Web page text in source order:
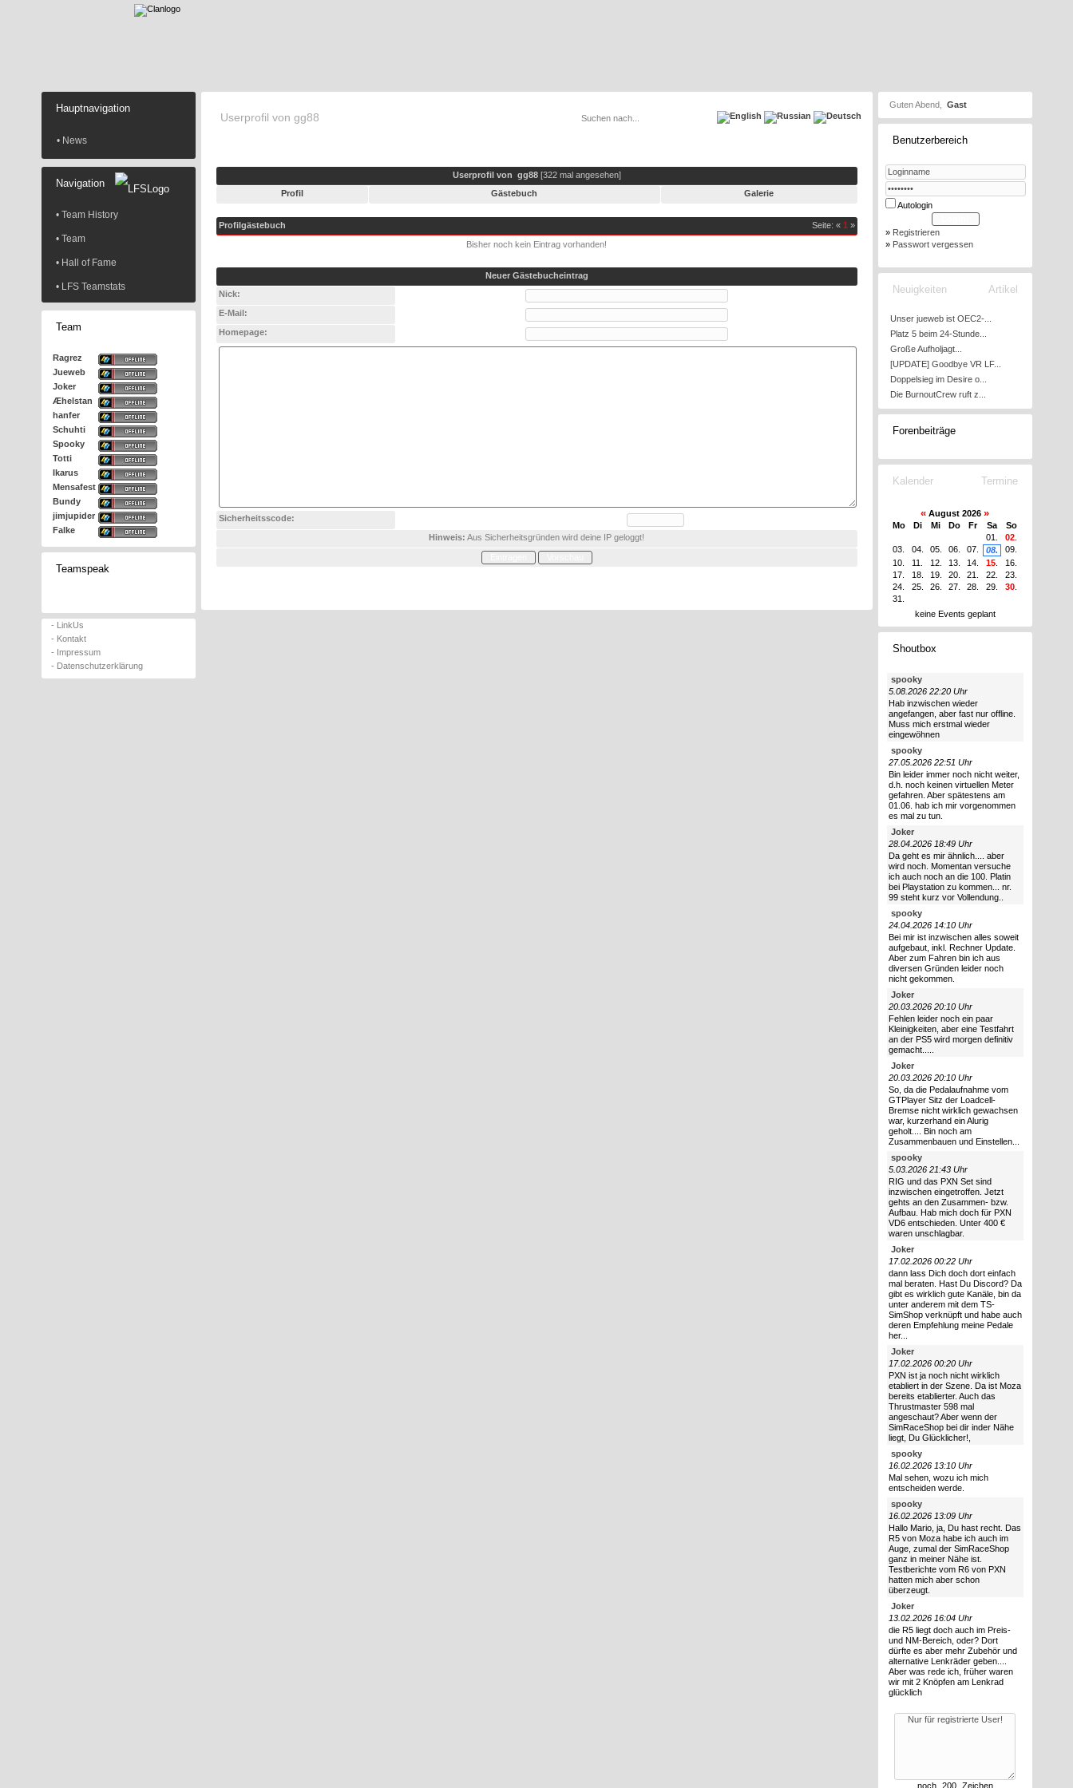
Hauptnavigation
• News
Navigation
• Team History
• Team
• Hall of Fame
• LFS Teamstats
Team
Ragrez
Jueweb
Joker
Æhelstan
hanfer
Schuhti
Spooky
Totti
Ikarus
Mensafest
Bundy
jimjupider
Falke
Teamspeak
- LinkUs
- Kontakt
- Impressum
- Datenschutzerklärung
Userprofil von gg88
Userprofil von gg88[322 mal angesehen]
Profil
Gästebuch Galerie
Profilgästebuch Seite: « 1 »
Bisher noch kein Eintrag vorhanden!
Neuer Gästebucheintrag
Nick:
E-Mail:
Homepage:
Sicherheitsscode:
Hinweis: Aus Sicherheitsgründen wird deine IP geloggt!
Guten Abend, Gast
Benutzerbereich
Autologin
» Registrieren
» Passwort vergessen
Neuigkeiten Artikel
Unser jueweb ist OEC2-...
Platz 5 beim 24-Stunde...
Große Aufholjagt...
[UPDATE] Goodbye VR LF...
Doppelsieg im Desire o...
Die BurnoutCrew ruft z...
Forenbeiträge
Kalender Termine
« August 2026 »
Mo Di Mi Do Fr Sa
So
01.
02
03.
04. 05. 06. 07. 08.
09.
10.
11. 12. 13. 14. 15.
16.
17.
18. 19. 20. 21. 22.
23.
24.
25. 26. 27. 28. 29. 30
31.
keine Events geplant
Shoutbox
spooky
5.08.2026 22:20 Uhr
Hab inzwischen wieder
angefangen, aber fast nur offline.
Muss mich erstmal wieder
eingewöhnen
spooky
27.05.2026 22:51 Uhr
Bin leider immer noch nicht weiter,
d.h. noch keinen virtuellen Meter
gefahren. Aber spätestens am
01.06. hab ich mir vorgenommen
es mal zu tun.
Joker
28.04.2026 18:49 Uhr
Da geht es mir ähnlich.... aber
wird noch. Momentan versuche
ich auch noch an die 100. Platin
bei Playstation zu kommen... nr.
99 steht kurz vor Vollendung..
spooky
24.04.2026 14:10 Uhr
Bei mir ist inzwischen alles soweit
aufgebaut, inkl. Rechner Update.
Aber zum Fahren bin ich aus
diversen Gründen leider noch
nicht gekommen.
Joker
20.03.2026 20:10 Uhr
Fehlen leider noch ein paar
Kleinigkeiten, aber eine Testfahrt
an der PS5 wird morgen definitiv
gemacht.....
Joker
20.03.2026 20:10 Uhr
So, da die Pedalaufnahme vom
GTPlayer Sitz der Loadcell-
Bremse nicht wirklich gewachsen
war, kurzerhand ein Alurig
geholt.... Bin noch am
Zusammenbauen und Einstellen...
spooky
5.03.2026 21:43 Uhr
RIG und das PXN Set sind
inzwischen eingetroffen. Jetzt
gehts an den Zusammen- bzw.
Aufbau. Hab mich doch für PXN
VD6 entschieden. Unter 400 €
waren unschlagbar.
Joker
17.02.2026 00:22 Uhr
dann lass Dich doch dort einfach
mal beraten. Hast Du Discord? Da
gibt es wirklich gute Kanäle, bin da
unter anderem mit dem TS-
SimShop verknüpft und habe auch
deren Empfehlung meine Pedale
her...
Joker
17.02.2026 00:20 Uhr
PXN ist ja noch nicht wirklich
etabliert in der Szene. Da ist Moza
bereits etablierter. Auch das
Thrustmaster 598 mal
angeschaut? Aber wenn der
SimRaceShop bei dir inder Nähe
liegt, Du Glücklicher!,
spooky
16.02.2026 13:10 Uhr
Mal sehen, wozu ich mich
entscheiden werde.
spooky
16.02.2026 13:09 Uhr
Hallo Mario, ja, Du hast recht. Das
R5 von Moza habe ich auch im
Auge, zumal der SimRaceShop
ganz in meiner Nähe ist.
Testberichte vom R6 von PXN
hatten mich aber schon
überzeugt.
Joker
13.02.2026 16:04 Uhr
die R5 liegt doch auch im Preis-
und NM-Bereich, oder? Dort
dürfte es aber mehr Zubehör und
alternative Lenkräder geben....
Aber was rede ich, früher waren
wir mit 2 Knöpfen am Lenkrad
glücklich
noch Zeichen